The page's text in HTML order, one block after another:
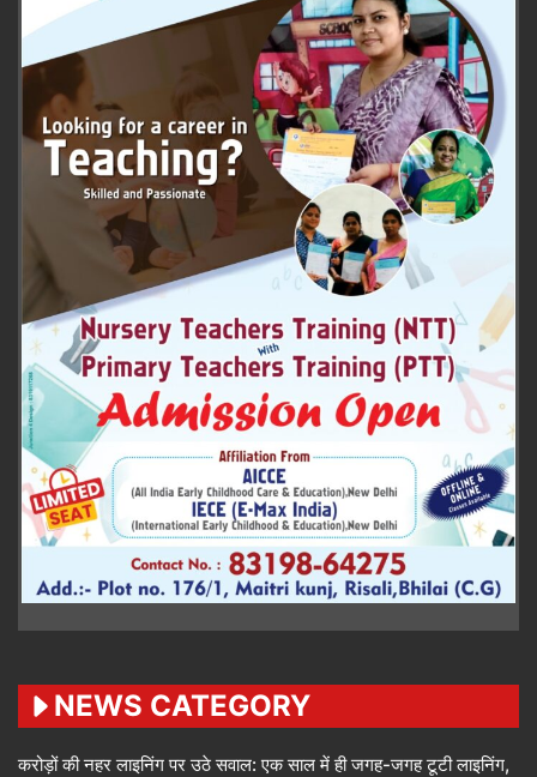
NEWS CATEGORY
करोड़ों की नहर लाइनिंग पर उठे सवाल: एक साल में ही जगह-जगह टूटी लाइनिंग,